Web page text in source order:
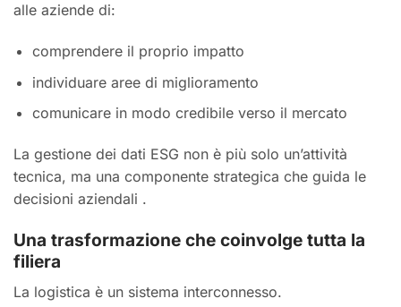
alle aziende di:
comprendere il proprio impatto
individuare aree di miglioramento
comunicare in modo credibile verso il mercato
La gestione dei dati ESG non è più solo un’attività
tecnica, ma una componente strategica che guida le
decisioni aziendali .
Una trasformazione che coinvolge tutta la
filiera
La logistica è un sistema interconnesso.